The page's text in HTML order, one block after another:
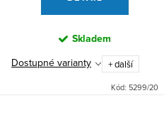
Skladem
Dostupné varianty
+ další
Kód: 5299/20